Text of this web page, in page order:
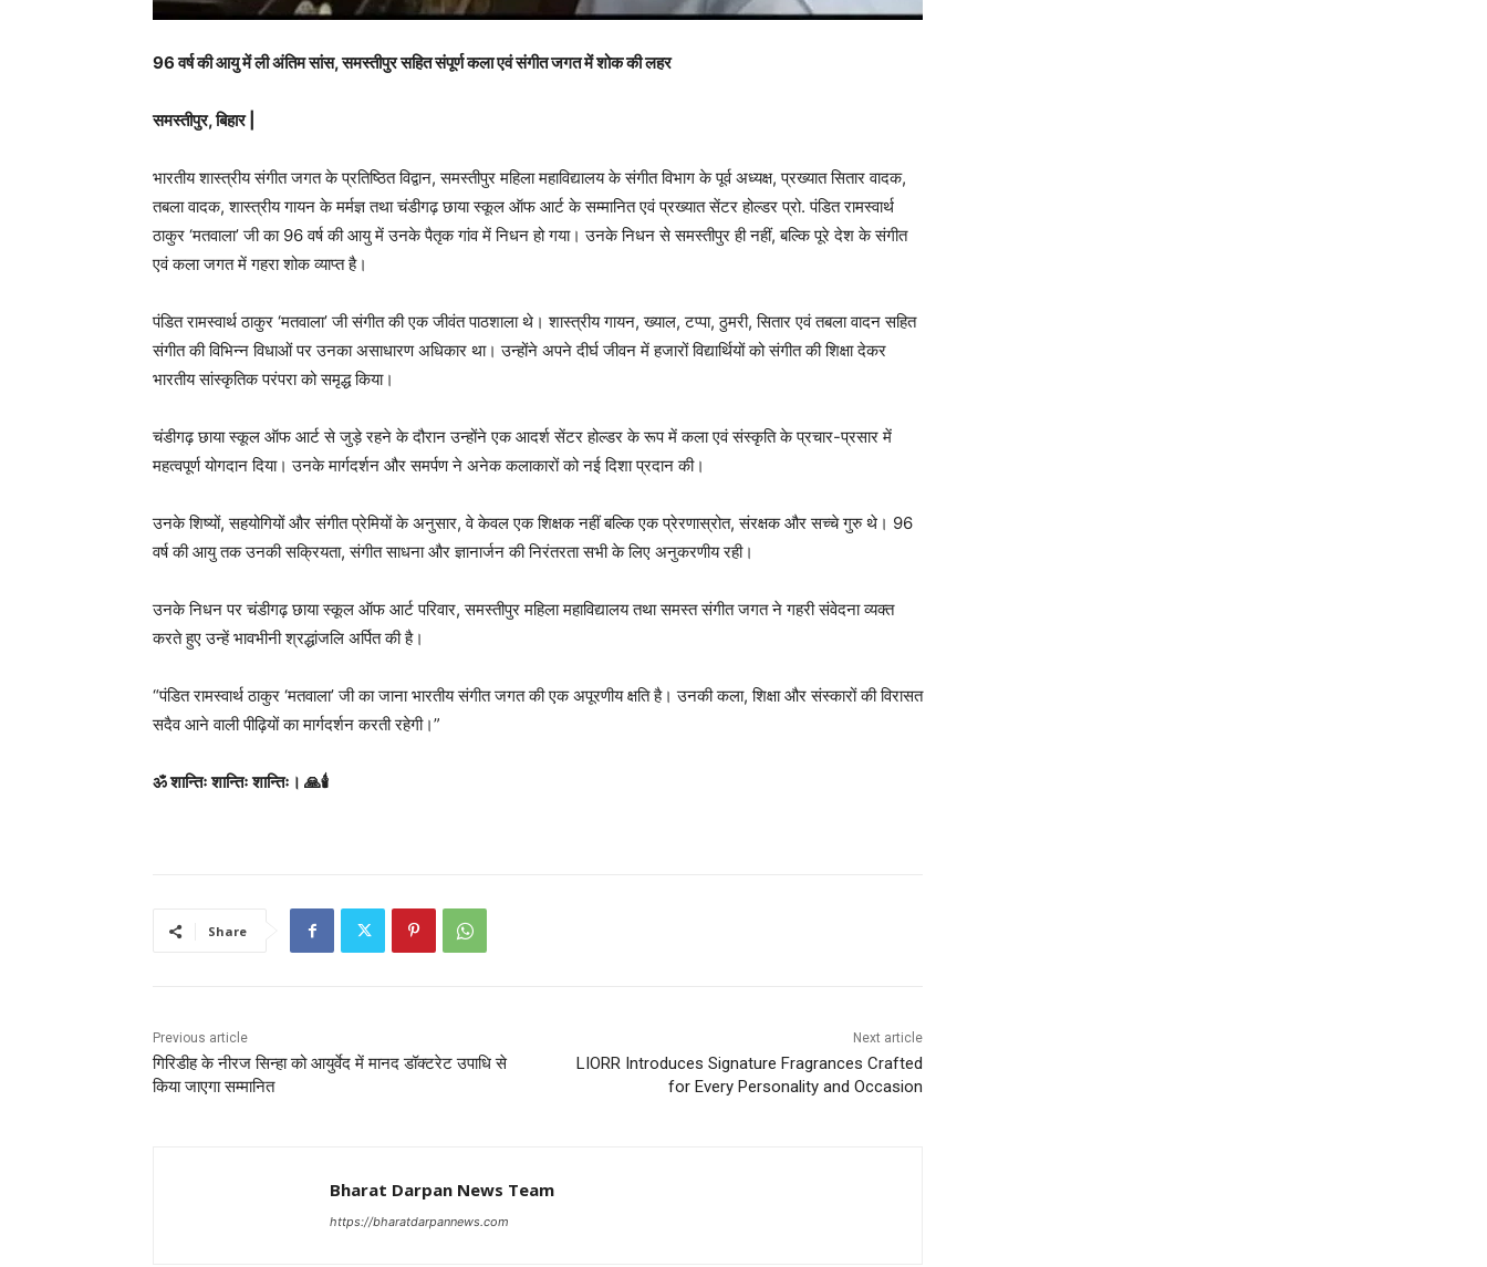
96 वर्ष की आयु में ली अंतिम सांस, समस्तीपुर सहित संपूर्ण कला एवं संगीत जगत में शोक की लहर
समस्तीपुर, बिहार |
भारतीय शास्त्रीय संगीत जगत के प्रतिष्ठित विद्वान, समस्तीपुर महिला महाविद्यालय के संगीत विभाग के पूर्व अध्यक्ष, प्रख्यात सितार वादक,
तबला वादक, शास्त्रीय गायन के मर्मज्ञ तथा चंडीगढ़ छाया स्कूल ऑफ आर्ट के सम्मानित एवं प्रख्यात सेंटर होल्डर प्रो. पंडित रामस्वार्थ
ठाकुर ‘मतवाला’ जी का 96 वर्ष की आयु में उनके पैतृक गांव में निधन हो गया। उनके निधन से समस्तीपुर ही नहीं, बल्कि पूरे देश के संगीत
एवं कला जगत में गहरा शोक व्याप्त है।
पंडित रामस्वार्थ ठाकुर ‘मतवाला’ जी संगीत की एक जीवंत पाठशाला थे। शास्त्रीय गायन, ख्याल, टप्पा, ठुमरी, सितार एवं तबला वादन सहित
संगीत की विभिन्न विधाओं पर उनका असाधारण अधिकार था। उन्होंने अपने दीर्घ जीवन में हजारों विद्यार्थियों को संगीत की शिक्षा देकर
भारतीय सांस्कृतिक परंपरा को समृद्ध किया।
चंडीगढ़ छाया स्कूल ऑफ आर्ट से जुड़े रहने के दौरान उन्होंने एक आदर्श सेंटर होल्डर के रूप में कला एवं संस्कृति के प्रचार-प्रसार में
महत्वपूर्ण योगदान दिया। उनके मार्गदर्शन और समर्पण ने अनेक कलाकारों को नई दिशा प्रदान की।
उनके शिष्यों, सहयोगियों और संगीत प्रेमियों के अनुसार, वे केवल एक शिक्षक नहीं बल्कि एक प्रेरणास्रोत, संरक्षक और सच्चे गुरु थे। 96
वर्ष की आयु तक उनकी सक्रियता, संगीत साधना और ज्ञानार्जन की निरंतरता सभी के लिए अनुकरणीय रही।
उनके निधन पर चंडीगढ़ छाया स्कूल ऑफ आर्ट परिवार, समस्तीपुर महिला महाविद्यालय तथा समस्त संगीत जगत ने गहरी संवेदना व्यक्त
करते हुए उन्हें भावभीनी श्रद्धांजलि अर्पित की है।
“पंडित रामस्वार्थ ठाकुर ‘मतवाला’ जी का जाना भारतीय संगीत जगत की एक अपूरणीय क्षति है। उनकी कला, शिक्षा और संस्कारों की विरासत
सदैव आने वाली पीढ़ियों का मार्गदर्शन करती रहेगी।”
ॐ शान्तिः शान्तिः शान्तिः। 🙏🕯️
Share
Previous article
गिरिडीह के नीरज सिन्हा को आयुर्वेद में मानद डॉक्टरेट उपाधि से
किया जाएगा सम्मानित
Next article
LIORR Introduces Signature Fragrances Crafted
for Every Personality and Occasion
Bharat Darpan News Team
https://bharatdarpannews.com